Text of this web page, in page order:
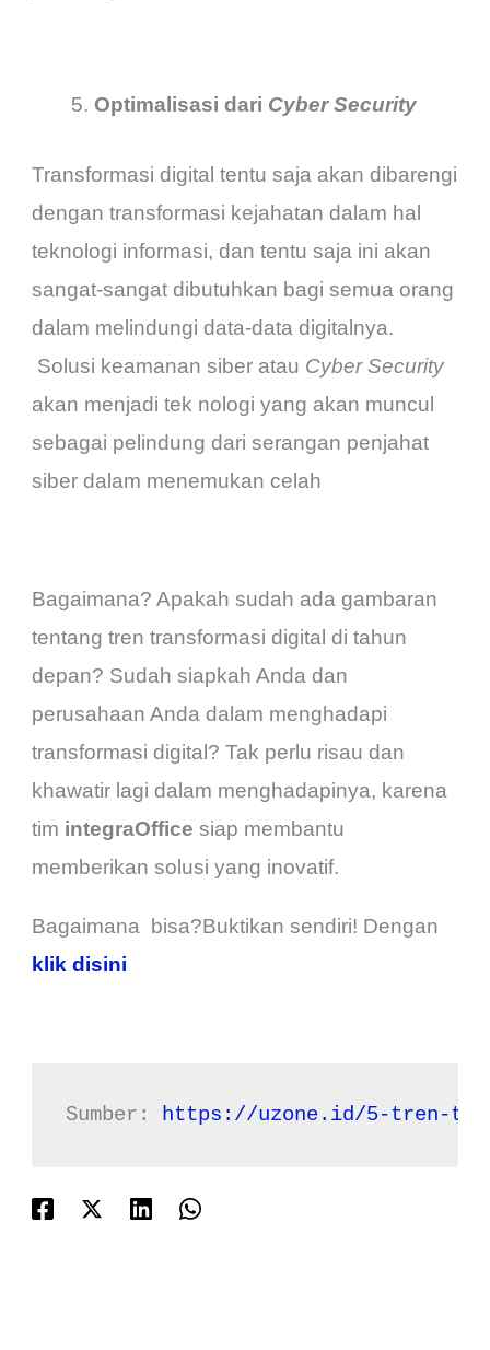
Optimalisasi dari Cyber Security
Transformasi digital tentu saja akan dibarengi
dengan transformasi kejahatan dalam hal
teknologi informasi, dan tentu saja ini akan
sangat-sangat dibutuhkan bagi semua orang
dalam melindungi data-data digitalnya.
Solusi keamanan siber atau Cyber Security
akan menjadi tek nologi yang akan muncul
sebagai pelindung dari serangan penjahat
siber dalam menemukan celah
Bagaimana? Apakah sudah ada gambaran
tentang tren transformasi digital di tahun
depan? Sudah siapkah Anda dan
perusahaan Anda dalam menghadapi
transformasi digital? Tak perlu risau dan
khawatir lagi dalam menghadapinya, karena
tim integraOfficesiap membantu
memberikan solusi yang inovatif.
Bagaimana bisa?Buktikan sendiri! Dengan
klik disini
Sumber: https://uzone.id/5-tren-